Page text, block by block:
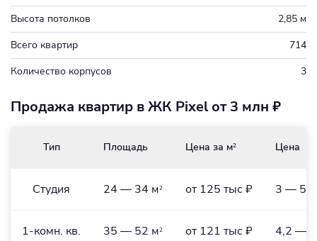
Высота потолков
2,85 м
Всего квартир
714
Количество корпусов
3
Продажа квартир в ЖК Pixel от 3 млн ₽
Тип Площадь Цена за м2 Цена
Студия 24 — 34 м2 от 125 тыс ₽ 3 —
1-комн. кв. 35 — 52 м2 от 121 тыс ₽ 4,2 —